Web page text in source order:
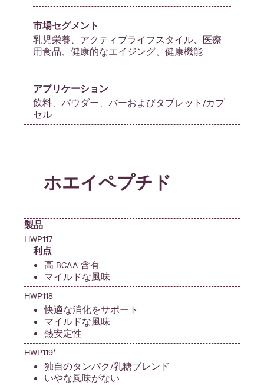
市場セグメント
乳児栄養、アクティブライフスタイル、医療
用食品、健康的なエイジング、健康機能
アプリケーション
飲料、パウダー、バーおよびタブレット/カプ
セル
ホエイペプチド
製品
HWP117
利点
高 BCAA 含有
マイルドな風味
HWP118
快適な消化をサポート
マイルドな風味
熱安定性
HWP119*
独自のタンパク/乳糖ブレンド
いやな風味がない